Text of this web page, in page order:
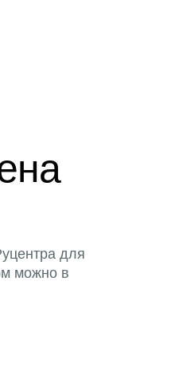
для
можно в